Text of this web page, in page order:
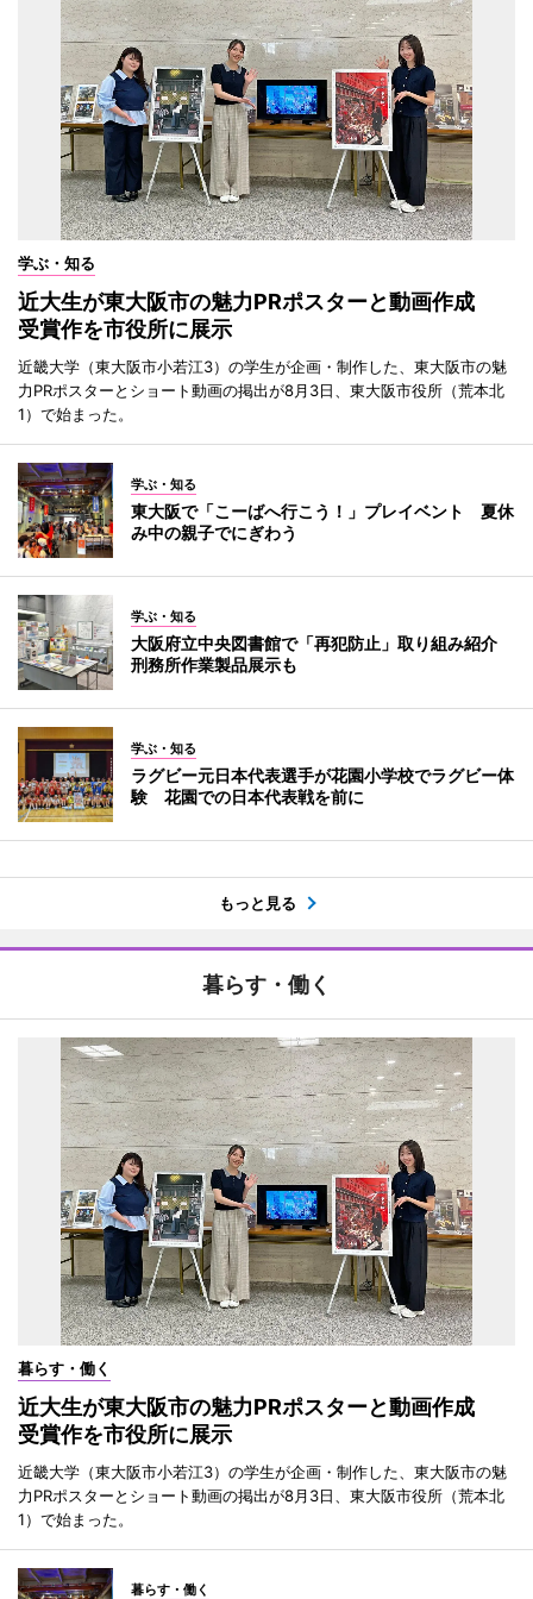
学ぶ・知る
近大生が東大阪市の魅力PRポスターと動画作成
受賞作を市役所に展示
近畿大学（東大阪市小若江3）の学生が企画・制作した、東大阪市の魅
力PRポスターとショート動画の掲出が8月3日、東大阪市役所（荒本北
1）で始まった。
学ぶ・知る
東大阪で「こーばへ行こう！」プレイベント 夏休
み中の親子でにぎわう
学ぶ・知る
大阪府立中央図書館で「再犯防止」取り組み紹介
刑務所作業製品展示も
学ぶ・知る
ラグビー元日本代表選手が花園小学校でラグビー体
験 花園での日本代表戦を前に
もっと見る
暮らす・働く
暮らす・働く
近大生が東大阪市の魅力PRポスターと動画作成
受賞作を市役所に展示
近畿大学（東大阪市小若江3）の学生が企画・制作した、東大阪市の魅
力PRポスターとショート動画の掲出が8月3日、東大阪市役所（荒本北
1）で始まった。
暮らす・働く